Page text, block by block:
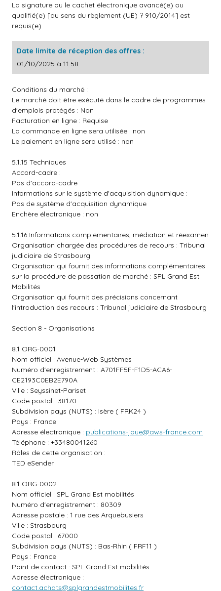
La signature ou le cachet électronique avancé(e) ou
qualifié(e) [au sens du règlement (UE) ? 910/2014] est
requis(e)
Date limite de réception des offres :
01/10/2025 à 11:58
Conditions du marché :
Le marché doit être exécuté dans le cadre de programmes
d'emplois protégés : Non
Facturation en ligne : Requise
La commande en ligne sera utilisée : non
Le paiement en ligne sera utilisé : non
5.1.15 Techniques
Accord-cadre :
Pas d'accord-cadre
Informations sur le système d'acquisition dynamique :
Pas de système d'acquisition dynamique
Enchère électronique : non
5.1.16 Informations complémentaires, médiation et réexamen
Organisation chargée des procédures de recours : Tribunal
judiciaire de Strasbourg
Organisation qui fournit des informations complémentaires
sur la procédure de passation de marché : SPL Grand Est
Mobilités
Organisation qui fournit des précisions concernant
l'introduction des recours : Tribunal judiciaire de Strasbourg
Section 8 - Organisations
8.1 ORG-0001
Nom officiel : Avenue-Web Systèmes
Numéro d'enregistrement : A701FF5F-F1D5-ACA6-
CE2193C0EB2E790A
Ville : Seyssinet-Pariset
Code postal : 38170
Subdivision pays (NUTS) : Isère ( FRK24 )
Pays : France
Adresse électronique : publications-joue@aws-france.com
Téléphone : +33480041260
Rôles de cette organisation :
TED eSender
8.1 ORG-0002
Nom officiel : SPL Grand Est mobilités
Numéro d'enregistrement : 80309
Adresse postale : 1 rue des Arquebusiers
Ville : Strasbourg
Code postal : 67000
Subdivision pays (NUTS) : Bas-Rhin ( FRF11 )
Pays : France
Point de contact : SPL Grand Est mobilités
Adresse électronique :
contact.achats@splgrandestmobilites.fr